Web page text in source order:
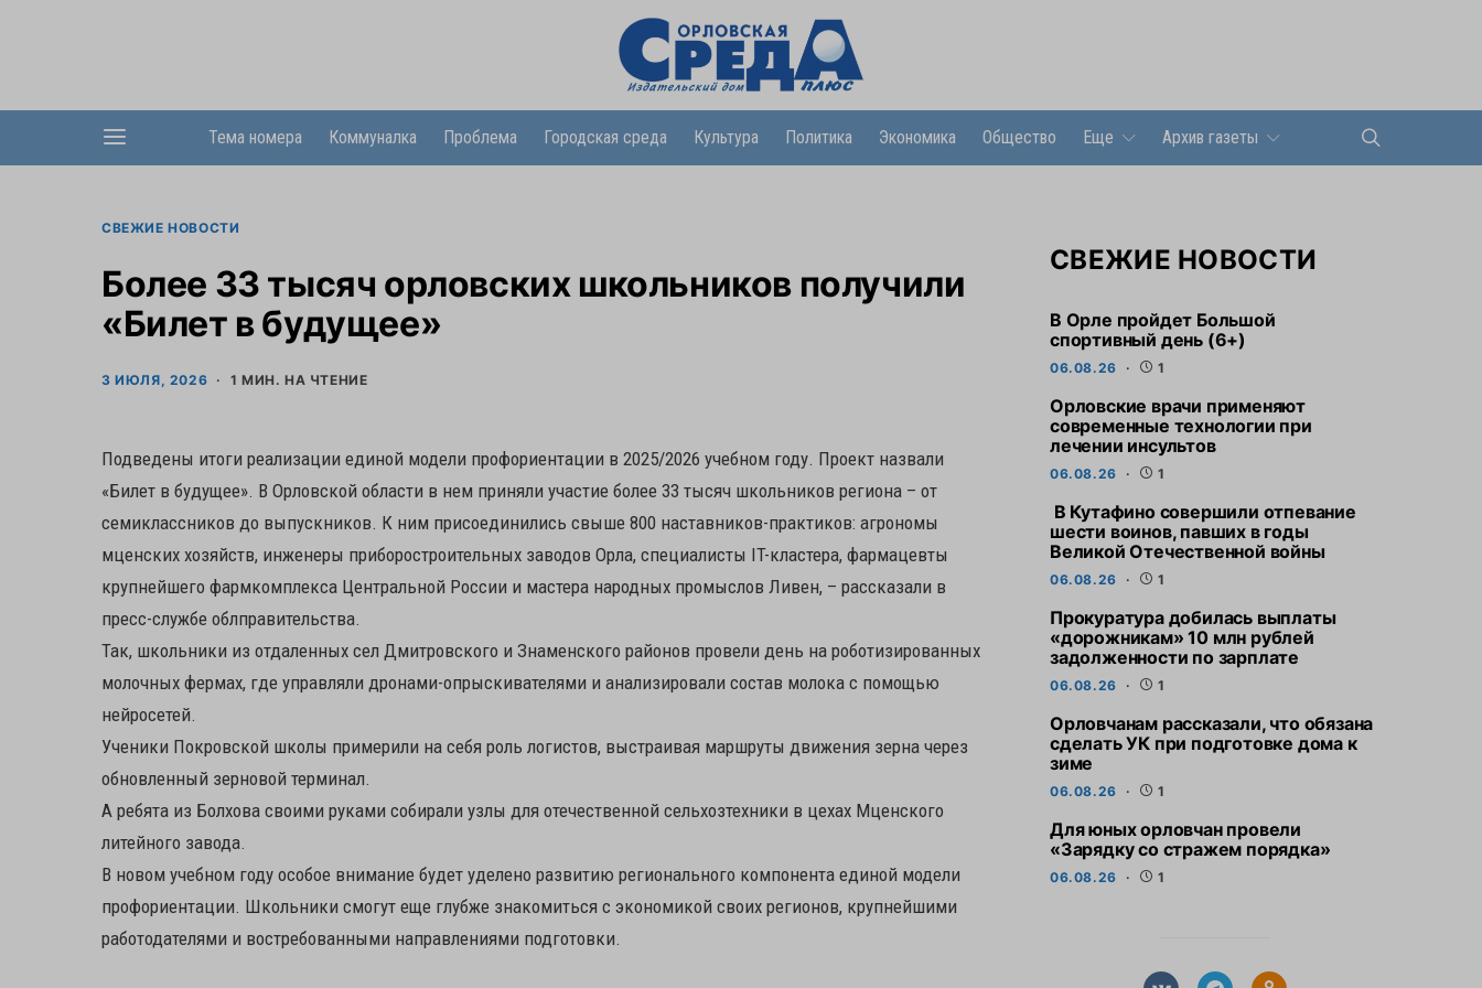
Тема номера Коммуналка Проблема Городская среда Культура Политика Экономика Общество Еще Архив газеты
СВЕЖИЕ НОВОСТИ
Более 33 тысяч орловских школьников получили
«Билет в будущее»
3 ИЮЛЯ, 2026 1 МИН. НА ЧТЕНИЕ
Подведены итоги реализации единой модели профориентации в 2025/2026 учебном году. Проект назвали
«Билет в будущее». В Орловской области в нем приняли участие более 33 тысяч школьников региона – от
семиклассников до выпускников. К ним присоединились свыше 800 наставников-практиков: агрономы
мценских хозяйств, инженеры приборостроительных заводов Орла, специалисты IT-кластера, фармацевты
крупнейшего фармкомплекса Центральной России и мастера народных промыслов Ливен, – рассказали в
пресс-службе облправительства.
Так, школьники из отдаленных сел Дмитровского и Знаменского районов провели день на роботизированных
молочных фермах, где управляли дронами-опрыскивателями и анализировали состав молока с помощью
нейросетей.
Ученики Покровской школы примерили на себя роль логистов, выстраивая маршруты движения зерна через
обновленный зерновой терминал.
А ребята из Болхова своими руками собирали узлы для отечественной сельхозтехники в цехах Мценского
литейного завода.
В новом учебном году особое внимание будет уделено развитию регионального компонента единой модели
профориентации. Школьники смогут еще глубже знакомиться с экономикой своих регионов, крупнейшими
работодателями и востребованными направлениями подготовки.
СВЕЖИЕ НОВОСТИ
В Орле пройдет Большой
спортивный день (6+)
06.08.26 1
Орловские врачи применяют
современные технологии при
лечении инсультов
06.08.26 1
В Кутафино совершили отпевание
шести воинов, павших в годы
Великой Отечественной войны
06.08.26 1
Прокуратура добилась выплаты
«дорожникам» 10 млн рублей
задолженности по зарплате
06.08.26 1
Орловчанам рассказали, что обязана
сделать УК при подготовке дома к
зиме
06.08.26 1
Для юных орловчан провели
«Зарядку со стражем порядка»
06.08.26 1